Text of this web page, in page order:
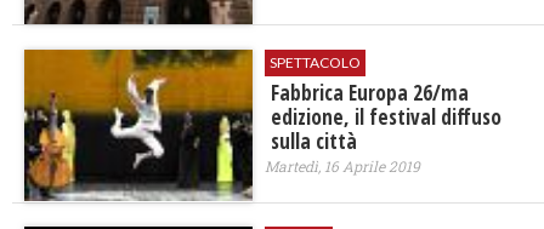
SPETTACOLO
Fabbrica Europa 26/ma
edizione, il festival diffuso
sulla città
Martedì, 16 Aprile 2019